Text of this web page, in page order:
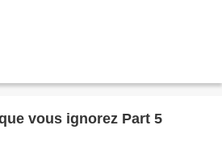
vous ignorez Part 5